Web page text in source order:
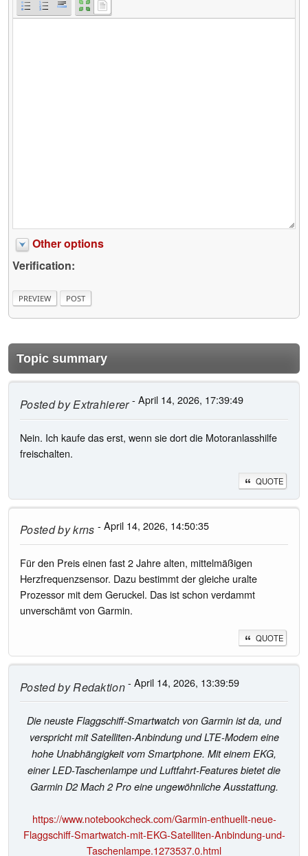
Other options
Verification:
Topic summary
Posted byExtrahierer- April 14, 2026, 17:39:49
Nein. Ich kaufe das erst, wenn sie dort die Motoranlasshilfe
freischalten.
QUOTE
Posted bykrns - April 14, 2026, 14:50:35
Für den Preis einen fast 2 Jahre alten, mittelmäßigen
Herzfrequenzsensor. Dazu bestimmt der gleiche uralte
Prozessor mit dem Geruckel. Das ist schon verdammt
unverschämt von Garmin.
QUOTE
Posted byRedaktion- April 14, 2026, 13:39:59
Die neuste Flaggschiff-Smartwatch von Garmin ist da, und
verspricht mit Satelliten-Anbindung und LTE-Modem eine
hohe Unabhängigkeit vom Smartphone. Mit einem EKG,
einer LED-Taschenlampe und Luftfahrt-Features bietet die
Garmin D2 Mach 2 Pro eine ungewöhnliche Ausstattung.
https://www.notebookcheck.com/Garmin-enthuellt-neue-
Flaggschiff-Smartwatch-mit-EKG-Satelliten-Anbindung-und-
Taschenlampe.1273537.0.html